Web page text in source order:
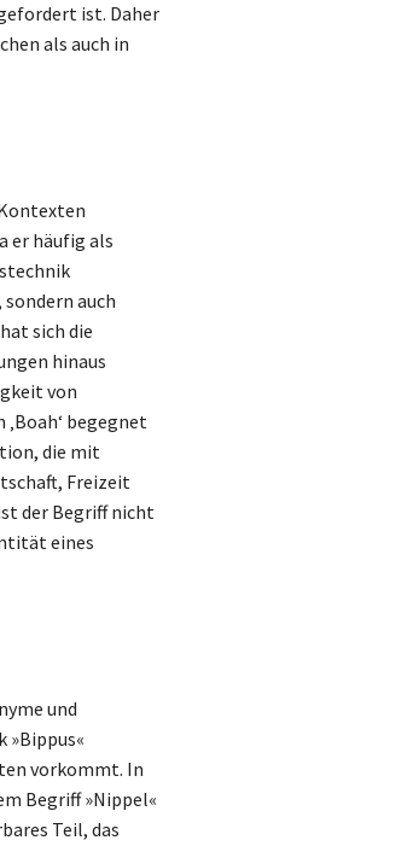
ist. Daher
als auch in
er häufig als
auch
sich die
hinaus
von
begegnet
die mit
Freizeit
der Begriff nicht
eines
und
»Bippus«
vorkommt. In
Begriff »Nippel«
Teil, das